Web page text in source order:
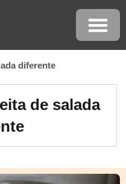
diferente
de salada